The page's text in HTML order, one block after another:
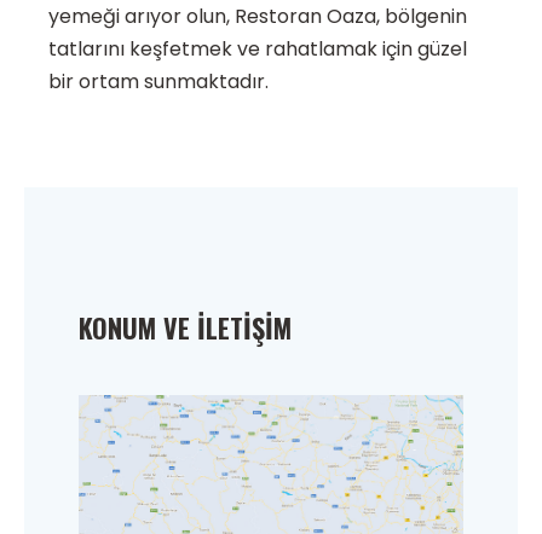
yemeği arıyor olun, Restoran Oaza, bölgenin
tatlarını keşfetmek ve rahatlamak için güzel
bir ortam sunmaktadır.
KONUM VE İLETIŞIM